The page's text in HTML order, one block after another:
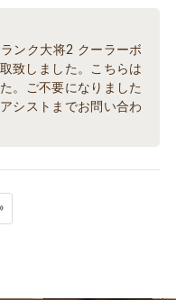
ンク大将2 クーラーボ
致しました。こちらは
。ご不要になりました
シストまでお問い合わ
»